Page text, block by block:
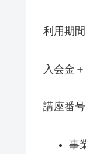
利用期
入会金
講座番
事